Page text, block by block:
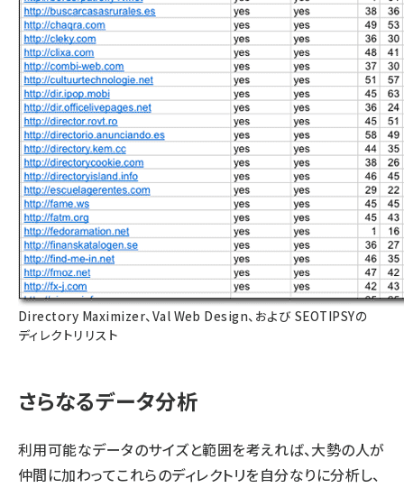
Directory Maximizer、Val Web Design、および SEOTIPSYの
ディレクトリリスト
さらなるデータ分析
利用可能なデータのサイズと範囲を考えれば、大勢の人が
仲間に加わってこれらのディレクトリを自分なりに分析し、